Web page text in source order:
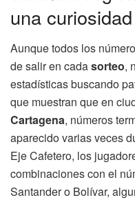
una
Aunque todos los
de salir en cadasorteo,
estadísticas buscando
que muestran que en
Cartagena, números
aparecido varias veces
Eje Cafetero, los
combinaciones con el
Santander o Bolívar,